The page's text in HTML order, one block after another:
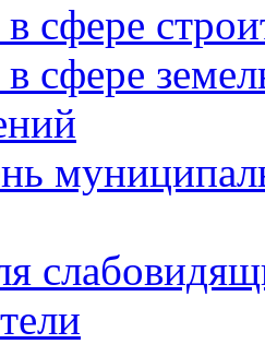
сфере
в сфере